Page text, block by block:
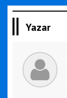
Yazar